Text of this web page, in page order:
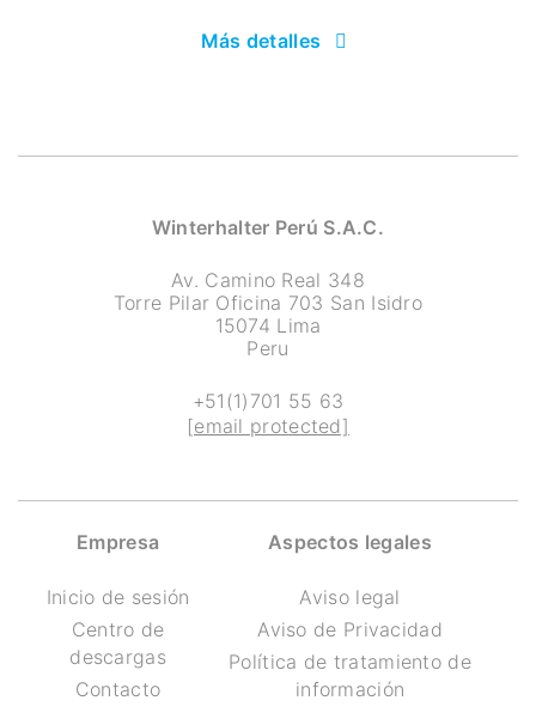
Más detalles
Winterhalter Perú S.A.C.
Av. Camino Real 348
Torre Pilar Oficina 703 San Isidro
15074 Lima
Peru
+51(1)701 55 63
[email protected]
Empresa
Inicio de sesión
Centro de
descargas
Contacto
Aspectos legales
Aviso legal
Aviso de Privacidad
Política de tratamiento de
información